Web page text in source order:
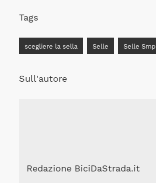
Tags
scegliere la sella Selle Selle Smp
Sull'autore
Redazione BiciDaStrada.it